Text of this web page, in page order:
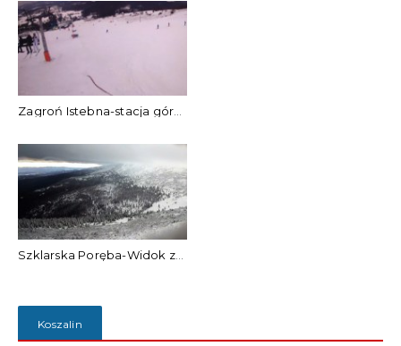
Zagroń Istebna-stacja górna
Szklarska Poręba-Widok ze Szrenicy
Koszalin